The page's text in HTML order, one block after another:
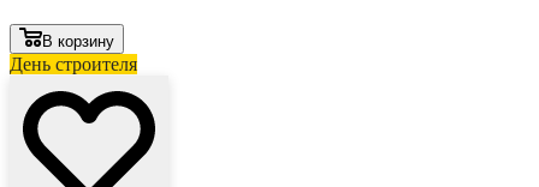
В корзину
День строителя